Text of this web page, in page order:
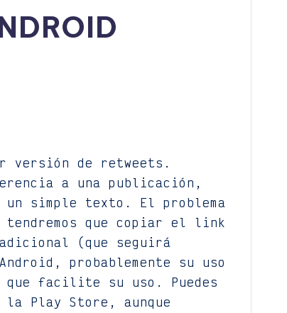
versión de retweets.
a una publicación,
un simple texto. El problema
tendremos que copiar el link
(que seguirá
probablemente su uso
que facilite su uso. Puedes
Play Store, aunque